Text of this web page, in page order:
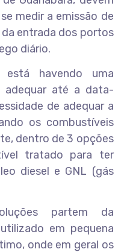
medir a emissão de
entrada dos portos
diário.
está havendo uma
adequar até a data-
de adequar a
os combustíveis
dentro de 3 opções
tratado para ter
diesel e GNL (gás
partem da
em pequena
onde em geral os